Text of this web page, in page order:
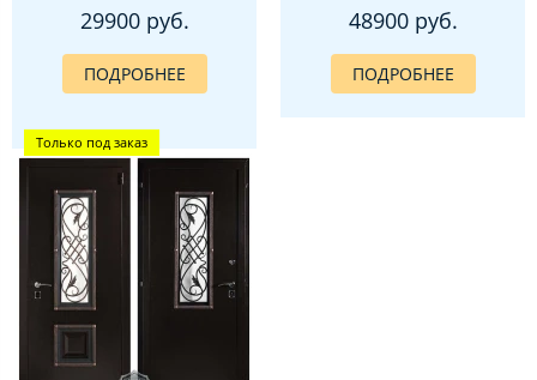
29900 руб.
ПОДРОБНЕЕ
48900 руб.
ПОДРОБНЕЕ
Только под заказ